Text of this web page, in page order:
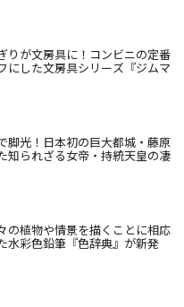
りが文房具に！コンビニの定番
にした文房具シリーズ『ジムマ
脚光！日本初の巨大都城・藤原
知られざる女帝・持統天皇の凄
の植物や情景を描くことに相応
水彩色鉛筆『色辞典』が新発